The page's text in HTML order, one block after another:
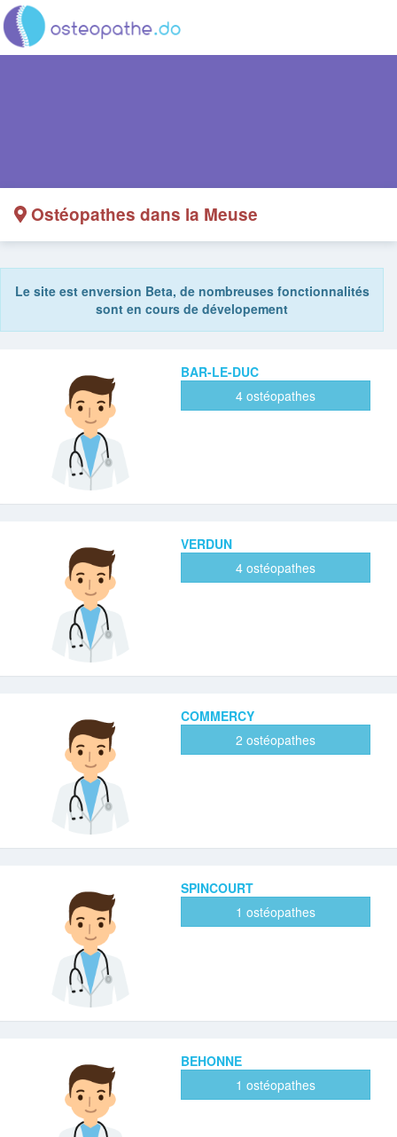
Ostéopathes dans la Meuse
Le site est enversion Beta, de nombreuses fonctionnalités
sont en cours de dévelopement
BAR-LE-DUC
4 ostéopathes
VERDUN
4 ostéopathes
COMMERCY
2 ostéopathes
SPINCOURT
1 ostéopathes
BEHONNE
1 ostéopathes